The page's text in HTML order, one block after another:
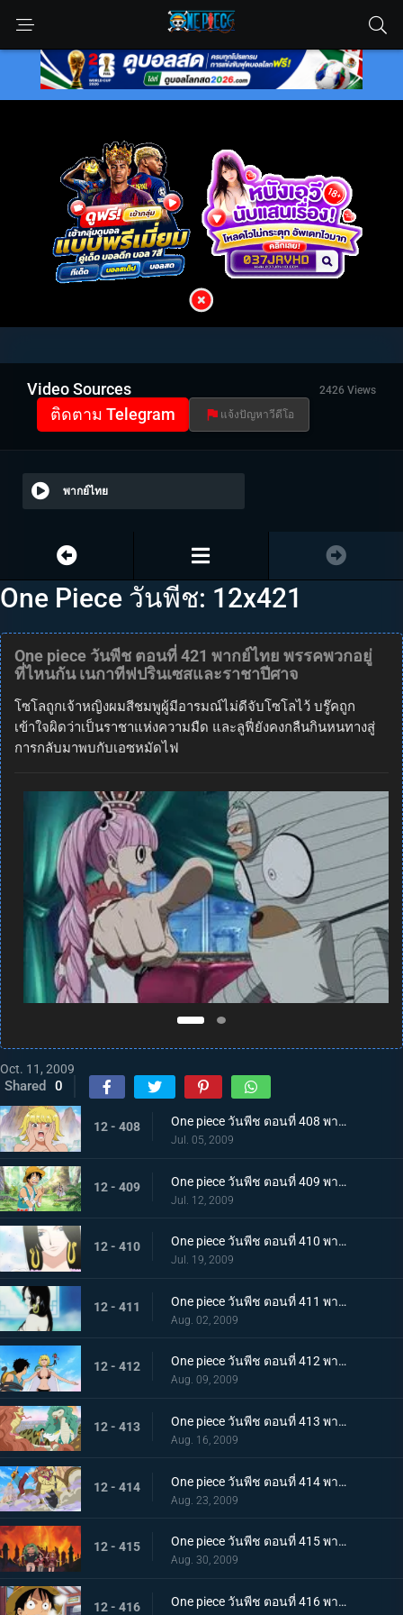
Video Sources 2426 Views
ติดตาม Telegram แจ้งปัญหาวีดีโอ
พากย์ไทย
One Piece วันพีช: 12x421
One piece วันพีช ตอนที่ 421 พากย์ไทย พรรคพวกอยู่
ที่ไหนกัน เนกาทีฟปรินเซสและราชาปีศาจ
โซโลถูกเจ้าหญิงผมสีชมพูผู้มีอารมณ์ไม่ดีจับโซโลไว้ บรู๊คถูก
เข้าใจผิดว่าเป็นราชาแห่งความมืด และลูฟี่ยังคงกลืนกินหนทางสู่
การกลับมาพบกับเอซหมัดไฟ
Oct. 11, 2009
Shared 0
12 - 408 One piece วันพีช ตอนที่ 408 พากย์ไทย ขึ้นฝั่ง! เกาะที่ผู้ชายห้ามเข้า อมาซอนลิลลี่!
Jul. 05, 2009
12 - 409 One piece วันพีช ตอนที่ 409 พากย์ไทย เร็วเข้า! รีบกลับไปหาพรรคพวก ผจญภัยบนเกาะสตรี!
Jul. 12, 2009
12 - 410 One piece วันพีช ตอนที่ 410 พากย์ไทย สตรีที่ทุกคนหลงใหล จักรพรรดินีโจรสลัดแฮนค็อก
Jul. 19, 2009
12 - 411 One piece วันพีช ตอนที่ 411 พากย์ไทย ความลับบนแผ่นหลัง การเผชิญหน้าของลูฟี่และเฮบิฮิเมะ
Aug. 02, 2009
12 - 412 One piece วันพีช ตอนที่ 412 พากย์ไทย การตัดสินที่โหดร้าย! มาร์กาเร็ตกลายเป็นหิน!!
Aug. 09, 2009
12 - 413 One piece วันพีช ตอนที่ 413 พากย์ไทย ลูฟี่เจอศึกหนัก พลังฮาคิของพี่น้องงู
Aug. 16, 2009
12 - 414 One piece วันพีช ตอนที่ 414 พากย์ไทย การต่อสู้ของผู้มีพลังพิเศษ ผล โกมุ - โกมุ ปะทะ ผล เฮบิ! - เฮบิ!
Aug. 23, 2009
12 - 415 One piece วันพีช ตอนที่ 415 พากย์ไทย คำสารภาพของแฮนค็อก อดีตที่ไม่น่าจดจำของสามพี่น้อง
Aug. 30, 2009
12 - 416 One piece วันพีช ตอนที่ 416 พากย์ไทย ไปช่วยเอส จุดหมายใหม่คือคุกยักษ์